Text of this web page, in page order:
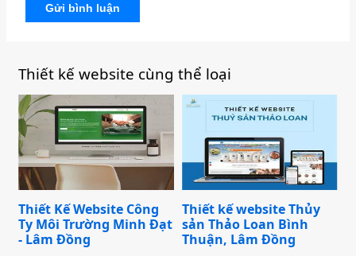
Gửi bình luận
Thiết kế website cùng thể loại
Thiết Kế Website Công
Ty Môi Trường Minh Đạt
- Lâm Đồng
Thiết kế website Thủy
sản Thảo Loan Bình
Thuận, Lâm Đồng